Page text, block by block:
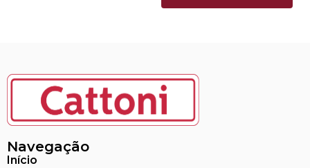
Navegação
Início